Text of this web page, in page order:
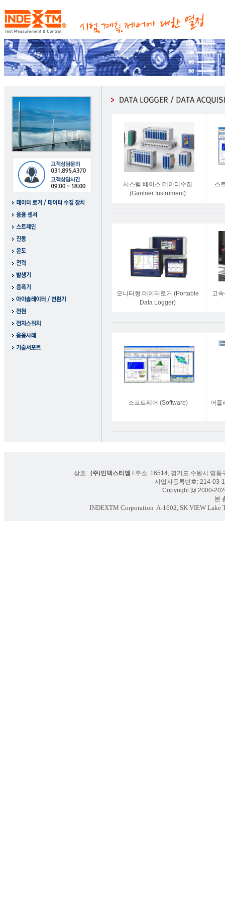
시스템 베이스 데이터수집
(Gantner Instrument)
스
모니터형 데이터로거 (Portable
Data Logger)
고
소프트웨어 (Software) 어플
상호: (주)인덱스티엠
I 주소: 16514, 경기도 수원시 영
사업자등록번호: 214-
Copyright @ 2000-
본 홈
INDEXTM Corporation A-1602, SK VIEW Lake